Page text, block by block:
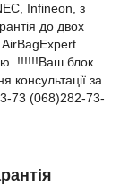
Infineon, з
до двох
AirBagExpert
!!!!!!Ваш блок
за
73 (068)282-73-